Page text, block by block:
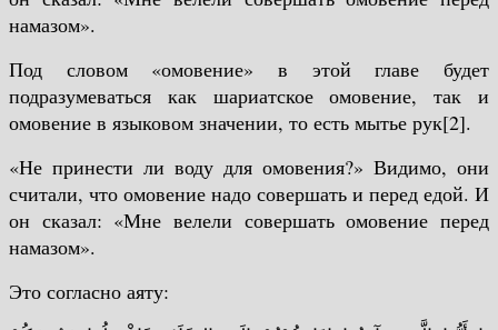
намазом».
Под словом «омовение» в этой главе будет
подразумеваться как шариатское омовение, так и
омовение в языковом значении, то есть мытье рук[2].
«Не принести ли воду для омовения?» Видимо, они
считали, что омовение надо совершать и перед едой. И
он сказал: «Мне велели совершать омовение перед
намазом».
Это согласно аяту: